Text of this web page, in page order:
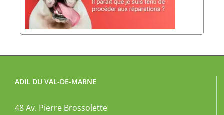
ADIL DU VAL-DE-MARNE
48 Av. Pierre Brossolette